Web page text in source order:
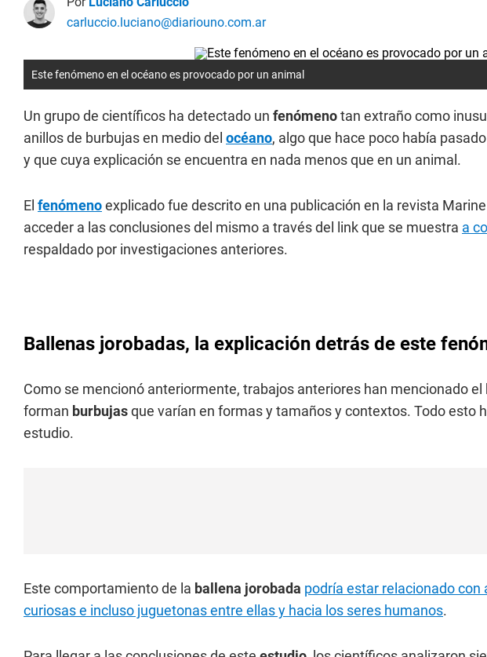
carluccio.luciano@diariouno.com.ar
Este fenómeno en el océano es provocado por un animal
Un grupo de científicos ha detectado un fenómenotan extraño como
anillos de burbujas en medio del océano, algo que hace poco había
y que cuya explicación se encuentra en nada menos que en un animal.
El fenómenoexplicado fue descrito en una publicación en la revista
acceder a las conclusiones del mismo a través del link que se muestra a
respaldado por investigaciones anteriores.
Ballenas jorobadas, la explicación detrás de este
Como se mencionó anteriormente, trabajos anteriores han mencionado
forman burbujasque varían en formas y tamaños y contextos. Todo esto
estudio.
Este comportamiento de la ballena jorobada podría estar relacionado
curiosas e incluso juguetonas entre ellas y hacia los seres humanos.